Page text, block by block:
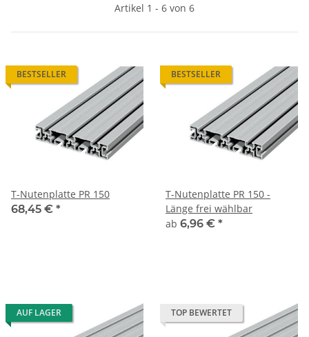
Artikel 1 - 6 von 6
BESTSELLER
T-Nutenplatte PR 150
68,45 € *
BESTSELLER
T-Nutenplatte PR 150 -
Länge frei wählbar
ab 6,96 € *
AUF LAGER TOP BEWERTET